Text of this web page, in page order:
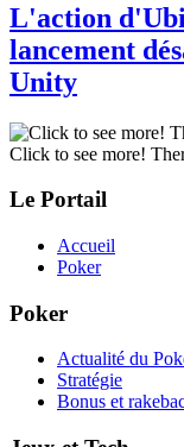
L'action
lancement
Unity
Click to see more!
Le Portail
Accueil
Poker
Poker
Actualité du
Stratégie
Bonus et